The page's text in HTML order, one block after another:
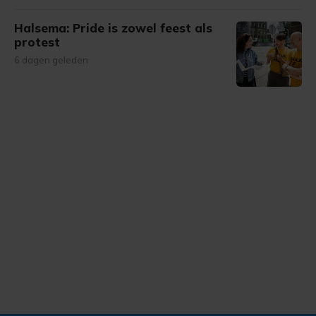
Halsema: Pride is zowel feest als
protest
6 dagen geleden